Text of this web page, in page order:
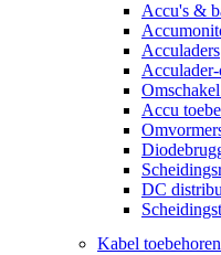
Accu's &
Acculaders
Accu
DC
Kabel toebehoren